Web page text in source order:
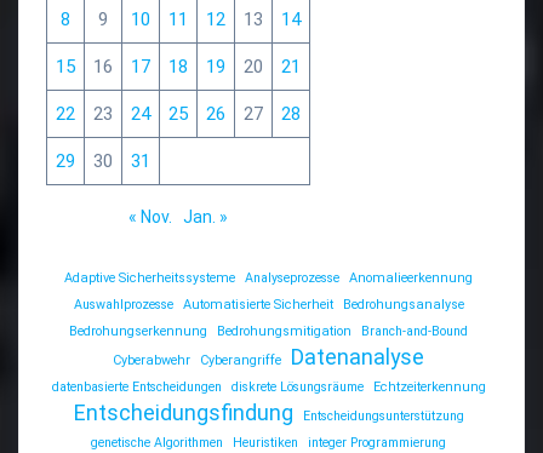
8 9 10 11 12 13 14
15 16 17 18 19 20 21
22 23 24 25 26 27 28
29 30 31
« Nov. Jan. »
Adaptive Sicherheitssysteme Analyseprozesse
Anomalieerkennung
Auswahlprozesse
Automatisierte Sicherheit
Bedrohungsanalyse
Bedrohungserkennung
Bedrohungsmitigation
Branch-and-Bound
Cyberabwehr
Cyberangriffe Datenanalyse
datenbasierte Entscheidungen diskrete Lösungsräume Echtzeiterkennung
Entscheidungsfindung
Entscheidungsunterstützung
genetische Algorithmen
Heuristiken
integer Programmierung